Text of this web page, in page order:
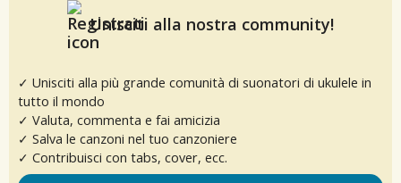
Unisciti alla nostra community!
✓ Unisciti alla più grande comunità di suonatori di ukulele in
tutto il mondo
✓ Valuta, commenta e fai amicizia
✓ Salva le canzoni nel tuo canzoniere
✓ Contribuisci con tabs, cover, ecc.